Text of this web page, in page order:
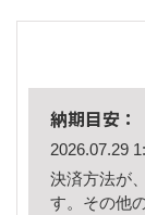
納期目安：
2026.07.29
決済方法が
す。その他